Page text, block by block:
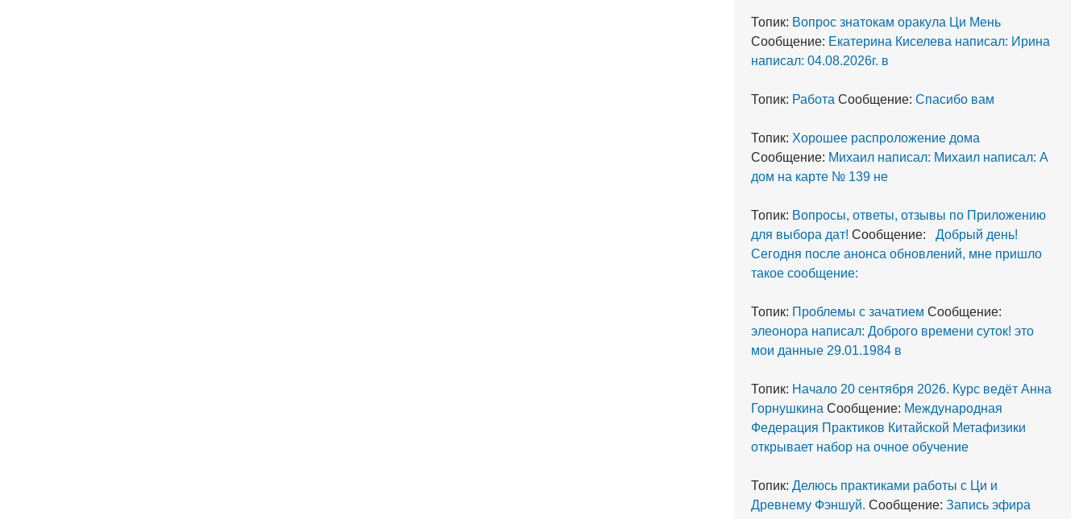
Топик: Вопрос знатокам оракула Ци Мень
Сообщение: Екатерина Киселева написал: Ирина
написал: 04.08.2026г. в
Топик: Работа Сообщение: Спасибо вам
Топик: Хорошее распроложение дома
Сообщение: Михаил написал: Михаил написал: А
дом на карте № 139 не
Топик: Вопросы, ответы, отзывы по Приложению
для выбора дат! Сообщение:
Добрый день!
Сегодня после анонса обновлений, мне пришло
такое сообщение:
Топик: Проблемы с зачатием Сообщение:
элеонора написал: Доброго времени суток! это
мои данные 29.01.1984 в
Топик: Начало 20 сентября 2026. Курс ведёт Анна
Горнушкина Сообщение: Международная
Федерация Практиков Китайской Метафизики
открывает набор на очное обучение
Топик: Делюсь практиками работы с Ци и
Древнему Фэншуй. Сообщение: Запись эфира